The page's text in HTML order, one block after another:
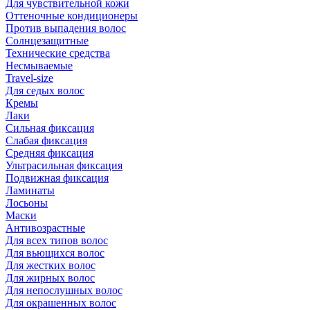
Для чувствительной кожи
Оттеночные кондиционеры
Против выпадения волос
Солнцезащитные
Технические средства
Несмываемые
Travel-size
Для седых волос
Кремы
Лаки
Сильная фиксация
Слабая фиксация
Средняя фиксация
Ультрасильная фиксация
Подвижная фиксация
Ламинаты
Лосьоны
Маски
Антивозрастные
Для всех типов волос
Для вьющихся волос
Для жестких волос
Для жирных волос
Для непослушных волос
Для окрашенных волос